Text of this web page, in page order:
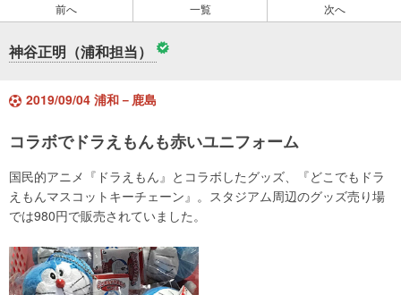
前へ 一覧 次へ
神谷正明（浦和担当）
2019/09/04 浦和－鹿島
コラボでドラえもんも赤いユニフォーム
国民的アニメ『ドラえもん』とコラボしたグッズ、『どこでもドラ
えもんマスコットキーチェーン』。スタジアム周辺のグッズ売り場
では980円で販売されていました。